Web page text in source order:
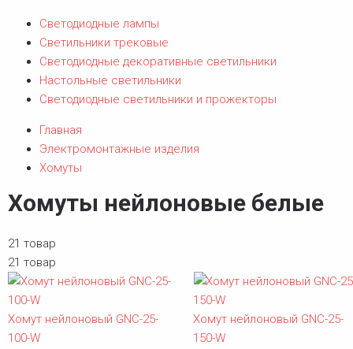
Светодиодные лампы
Светильники трековые
Светодиодные декоративные светильники
Настольные светильники
Светодиодные светильники и прожекторы
Главная
Электромонтажные изделия
Хомуты
Хомуты нейлоновые белые
21 товар
21 товар
Хомут нейлоновый GNC-25-
100-W
Хомут нейлоновый GNC-25-
150-W